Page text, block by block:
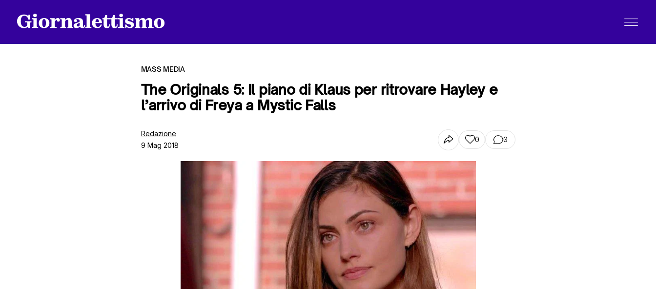
MASS MEDIA
The Originals 5: Il piano di Klaus per ritrovare Hayley e
l’arrivo di Freya a Mystic Falls
Redazione
9 Mag 2018
0 0